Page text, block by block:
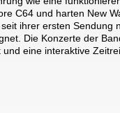
C64 und harten New
ihrer ersten Sendung
Die Konzerte der
eine interaktive